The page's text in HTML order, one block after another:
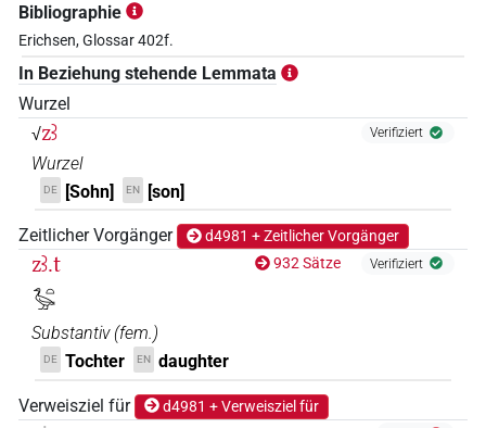
Bibliographie
Erichsen, Glossar 402f.
In Beziehung stehende Lemmata
Wurzel
√zꜣ Verifiziert
Wurzel
DE [Sohn] EN [son]
Zeitlicher Vorgänger d4981 + Zeitlicher Vorgänger
zꜣ.t
𓅭𓏏
932 Sätze Verifiziert
Substantiv (fem.)
DE Tochter EN daughter
Verweisziel für d4981 + Verweisziel für